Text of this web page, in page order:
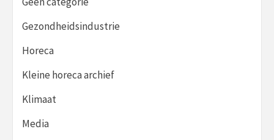
Gezondheidsindustrie
Horeca
Kleine horeca archief
Klimaat
Media